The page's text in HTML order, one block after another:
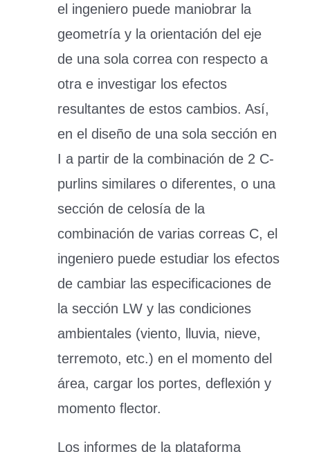
el ingeniero puede maniobrar la
geometría y la orientación del eje
de una sola correa con respecto a
otra e investigar los efectos
resultantes de estos cambios. Así,
en el diseño de una sola sección en
I a partir de la combinación de 2 C-
purlins similares o diferentes, o una
sección de celosía de la
combinación de varias correas C, el
ingeniero puede estudiar los efectos
de cambiar las especificaciones de
la sección LW y las condiciones
ambientales (viento, lluvia, nieve,
terremoto, etc.) en el momento del
área, cargar los portes, deflexión y
momento flector.
Los informes de la plataforma